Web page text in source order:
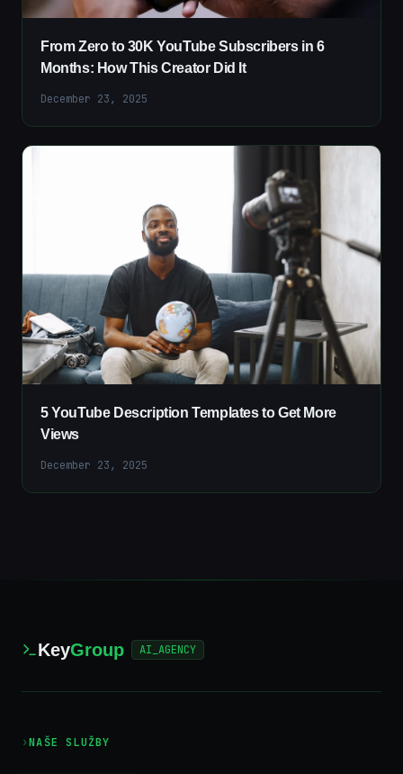
From Zero to 30K YouTube Subscribers in 6
Months: How This Creator Did It
December 23, 2025
5 YouTube Description Templates to Get More
Views
December 23, 2025
KeyGroup AI_AGENCY
›NAŠE SLUŽBY